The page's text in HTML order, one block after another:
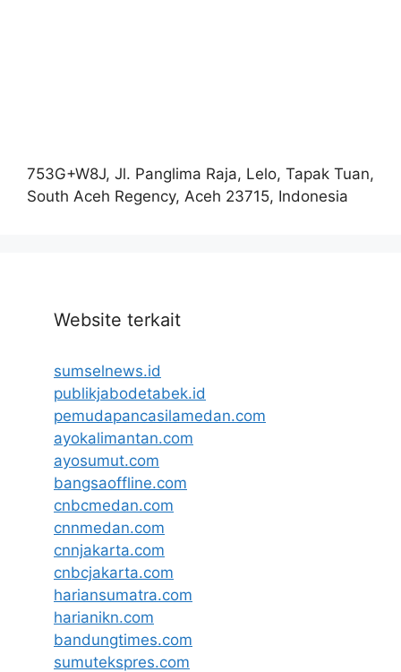
753G+W8J, Jl. Panglima Raja, Lelo, Tapak Tuan,
South Aceh Regency, Aceh 23715, Indonesia
Website terkait
sumselnews.id
publikjabodetabek.id
pemudapancasilamedan.com
ayokalimantan.com
ayosumut.com
bangsaoffline.com
cnbcmedan.com
cnnmedan.com
cnnjakarta.com
cnbcjakarta.com
hariansumatra.com
harianikn.com
bandungtimes.com
sumutekspres.com